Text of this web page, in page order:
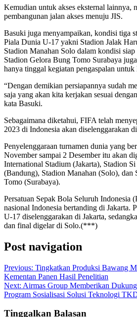
Kemudian untuk akses eksternal lainnya,
pembangunan jalan akses menuju JIS.
Basuki juga menyampaikan, kondisi tiga
Piala Dunia U-17 yakni Stadion Jalak
Stadion Manahan Solo dalam kondisi
Stadion Gelora Bung Tomo Surabaya
hanya tinggal kegiatan pengaspalan
“Dengan demikian persiapannya sudah
saja yang akan kita kerjakan sesuai
kata Basuki.
Sebagaimana diketahui, FIFA telah
2023 di Indonesia akan diselenggarakan
Penyelenggaraan turnamen dunia yang
November sampai 2 Desember itu akan
International Stadium (Jakarta), Stadion
(Bandung), Stadion Manahan (Solo), dan
Tomo (Surabaya).
Persatuan Sepak Bola Seluruh Indonesia
nasional Indonesia bertanding di Jakarta.
U-17 diselenggarakan di Jakarta,
dan final digelar di Solo.(***)
Post navigation
Previous: Tingkatkan Produksi Bawang
Kementan Panen Hasil Penelitian
Next: Airmas Group Memberikan
Program Sosialisasi Solusi Teknologi
Tinggalkan Balasan